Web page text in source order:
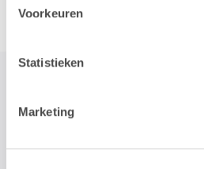
Voorkeuren
Statistieken
Marketing